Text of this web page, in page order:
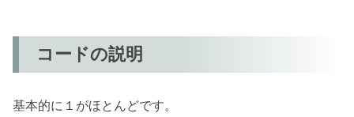
コードの説明
基本的に１がほとんどです。